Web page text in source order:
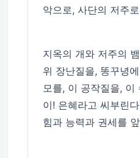
악으로, 사단의 저주
지옥의 개와 저주의
위 장난질을, 똥꾸녕
모를, 이 공작질을, 이
이! 은혜라고 씨부린
힘과 능력과 권세를